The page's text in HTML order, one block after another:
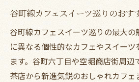
谷町線カフェスイーツ巡りのおす
谷町線カフェスイーツ巡りの最大の
に異なる個性的なカフェやスイーツ
ます。谷町六丁目や空堀商店街周辺
茶店から新進気鋭のおしゃれカフェ